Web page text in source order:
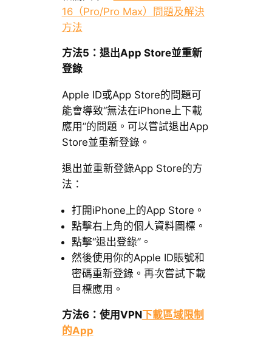
16（Pro/Pro Max）問題及解決
方法
方法5：退出App Store並重新
登錄
Apple ID或App Store的問題可
能會導致“無法在iPhone上下載
應用”的問題。可以嘗試退出App
Store並重新登錄。
退出並重新登錄App Store的方
法：
打開iPhone上的App Store。
點擊右上角的個人資料圖標。
點擊“退出登錄”。
然後使用你的Apple ID賬號和
密碼重新登錄。再次嘗試下載
目標應用。
方法6：使用VPN下載區域限制
的App